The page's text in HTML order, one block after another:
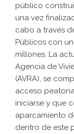
público
una vez
cabo a través
Públicos con
millones. La
Agencia de
(AVRA), se
acceso
iniciarse y que
aparcamiento
dentro de este